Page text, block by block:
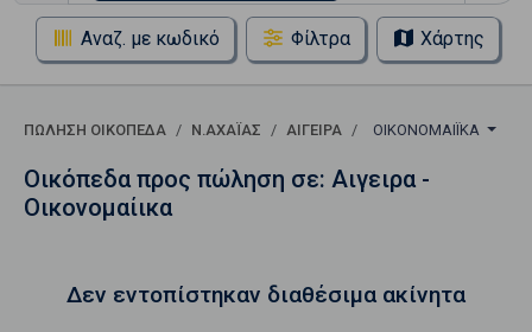
Αναζ. με κωδικό Φίλτρα Χάρτης
ΠΏΛΗΣΗ ΟΙΚΌΠΕΔΑ Ν.ΑΧΑΪΑΣ ΑΙΓΕΙΡΑ ΟΙΚΟΝΟΜΑΊΙΚΑ
Οικόπεδα προς πώληση σε: Αιγειρα -
Οικονομαίικα
Δεν εντοπίστηκαν διαθέσιμα ακίνητα